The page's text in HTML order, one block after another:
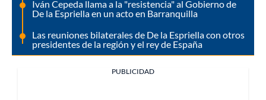
Iván Cepeda llama a la "resistencia" al Gobierno de
De la Espriella en un acto en Barranquilla
Las reuniones bilaterales de De la Espriella con otros
presidentes de la región y el rey de España
PUBLICIDAD